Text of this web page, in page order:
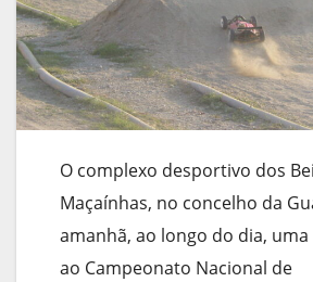
O complexo desportivo dos
Maçaínhas, no concelho da
amanhã, ao longo do dia,
ao Campeonato Nacional de